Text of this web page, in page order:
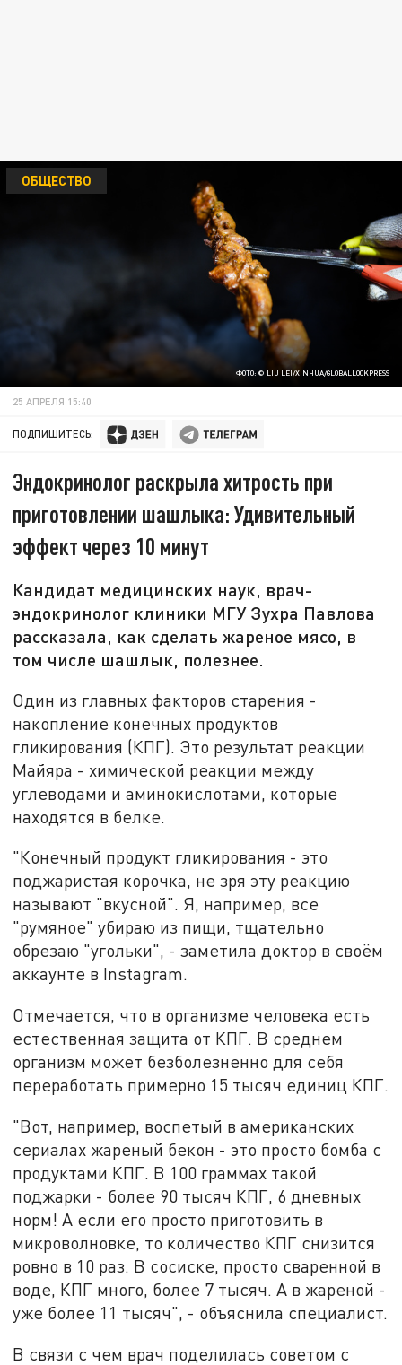
ФОТО: © LIU LEI/XINHUA/GLOBALLOOKPRESS
ОБЩЕСТВО
25 АПРЕЛЯ 15:40
ПОДПИШИТЕСЬ:
Эндокринолог раскрыла хитрость при
приготовлении шашлыка: Удивительный
эффект через 10 минут
Кандидат медицинских наук, врач-
эндокринолог клиники МГУ Зухра Павлова
рассказала, как сделать жареное мясо, в
том числе шашлык, полезнее.
Один из главных факторов старения -
накопление конечных продуктов
гликирования (КПГ). Это результат реакции
Майяра - химической реакции между
углеводами и аминокислотами, которые
находятся в белке.
"Конечный продукт гликирования - это
поджаристая корочка, не зря эту реакцию
называют "вкусной". Я, например, все
"румяное" убираю из пищи, тщательно
обрезаю "угольки", - заметила доктор в своём
аккаунте в Instagram.
Отмечается, что в организме человека есть
естественная защита от КПГ. В среднем
организм может безболезненно для себя
переработать примерно 15 тысяч единиц КПГ.
"Вот, например, воспетый в американских
сериалах жареный бекон - это просто бомба с
продуктами КПГ. В 100 граммах такой
поджарки - более 90 тысяч КПГ, 6 дневных
норм! А если его просто приготовить в
микроволновке, то количество КПГ снизится
ровно в 10 раз. В сосиске, просто сваренной в
воде, КПГ много, более 7 тысяч. А в жареной -
уже более 11 тысяч", - объяснила специалист.
В связи с чем врач поделилась советом с